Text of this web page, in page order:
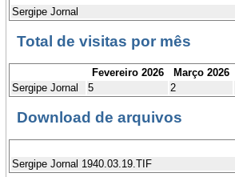
Sergipe Jornal
Total de visitas por mês
Fevereiro 2026
Março 2026
Sergipe Jornal
5 2
Download de arquivos
Sergipe Jornal 1940.03.19.TIF